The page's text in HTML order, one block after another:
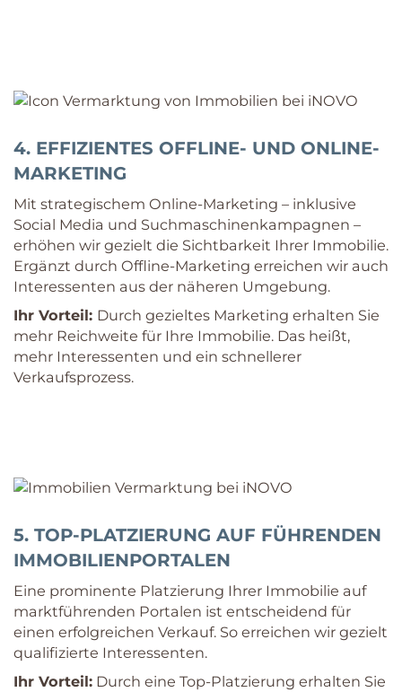
4. EFFIZIENTES OFFLINE- UND ONLINE-
MARKETING
Mit strategischem Online-Marketing – inklusive
Social Media und Suchmaschinenkampagnen –
erhöhen wir gezielt die Sichtbarkeit Ihrer Immobilie.
Ergänzt durch Offline-Marketing erreichen wir auch
Interessenten aus der näheren Umgebung.
Ihr Vorteil: Durch gezieltes Marketing erhalten Sie
mehr Reichweite für Ihre Immobilie. Das heißt,
mehr Interessenten und ein schnellerer
Verkaufsprozess.
5. TOP-PLATZIERUNG AUF FÜHRENDEN
IMMOBILIENPORTALEN
Eine prominente Platzierung Ihrer Immobilie auf
marktführenden Portalen ist entscheidend für
einen erfolgreichen Verkauf. So erreichen wir gezielt
qualifizierte Interessenten.
Ihr Vorteil: Durch eine Top-Platzierung erhalten Sie